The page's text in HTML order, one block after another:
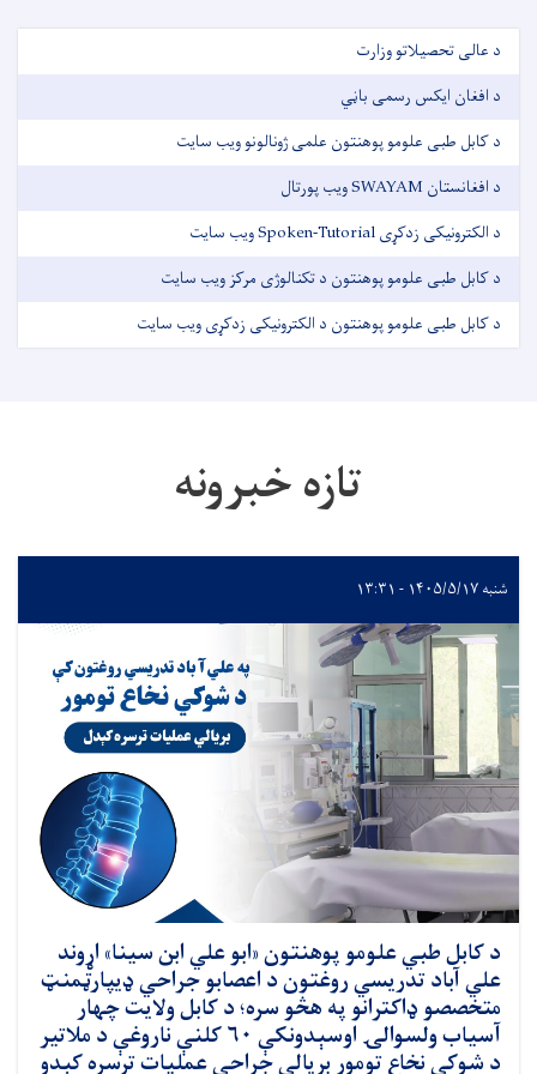
د عالی تحصیلاتو وزارت
د افغان ایکس رسمی باڼي
د کابل طبی علومو پوهنتون علمی ژونالونو ویب سایت
د افغانستان SWAYAM ویب پورتال
د الکترونیکی زدکړی Spoken-Tutorial ویب سایت
د کابل طبی علومو پوهنتون د تکنالوژی مرکز ویب سایت
د کابل طبی علومو پوهنتون د الکترونیکی زدکړی ویب سایت
تازه خبرونه
شنبه ۱۴۰۵/۵/۱۷ - ۱۳:۳۱
د کابل طبي علومو پوهنتون «ابو علي ابن سینا» اړوند
علي آباد تدریسي روغتون د اعصابو جراحي ډيپارټمنټ
متخصصو ډاکترانو په هڅو سره؛ د کابل ولایت چهار
آسیاب ولسوالۍ اوسېدونکې ۶۰ کلنې ناروغې د ملاتیر
د شوکي نخاع تومور بریالي جراحي عملیات ترسره کېدو